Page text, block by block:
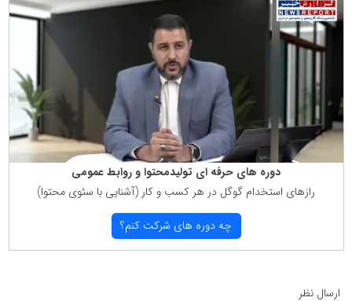
دوره های حرفه ای تولیدمحتوا و روابط عمومی
رازهای استخدام گوگل در هر كسب و كار (آشنایی با سئوی محتوا)
چه دوره های شركت كنم؟
ارسال نظر